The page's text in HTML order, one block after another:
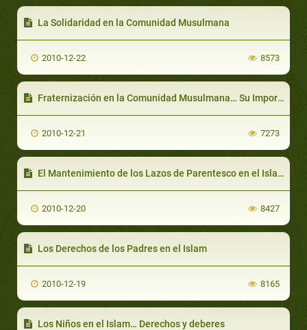
La Solidaridad en la Comunidad Musulmana
2010-12-22 8573
Fraternización en la Comunidad Musulmana… Su Importancia y Estatus
2010-12-21 7273
El Mantenimiento de los Lazos de Parentesco en el Islam…Su Importancia y Derechos
2010-12-20 8427
Los Derechos de los Padres en el Islam
2010-12-19 8165
Los Niños en el Islam… Derechos y deberes